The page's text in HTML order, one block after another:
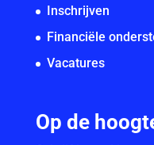
Inschrijven
Financiële
Vacatures
Op de